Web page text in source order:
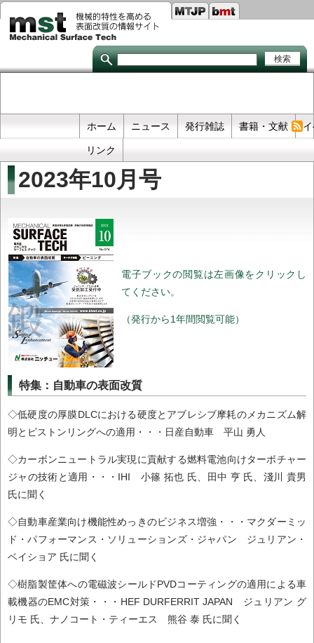
メ
イ
テ
links
ホーム ニュース 発行雑誌 書籍・文献
リンク
2023年10月号
電子ブックの閲覧は左画像をクリックし
てください。
（発行から1年間閲覧可能）
特集：自動車の表面改質
◇低硬度の厚膜DLCにおける硬度とアブレシブ摩耗のメカニズム解
明とピストンリングへの適用・・・日産自動車 平山 勇人
◇カーボンニュートラル実現に貢献する燃料電池向けターボチャー
ジャの技術と適用・・・IHI 小篠 拓也 氏、田中 亨 氏、淺川 貴男
氏に聞く
◇自動車産業向け機能性めっきのビジネス増強・・・マクダーミッ
ド・パフォーマンス・ソリューションズ・ジャパン ジュリアン・
ベイショア 氏に聞く
◇樹脂製筐体への電磁波シールドPVDコーティングの適用による車
載機器のEMC対策・・・HEF DURFERRIT JAPAN ジュリアン グ
リモ 氏、ナノコート・ティーエス 熊谷 泰 氏に聞く